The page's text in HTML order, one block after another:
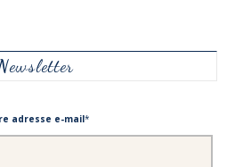
adresse e-mail*